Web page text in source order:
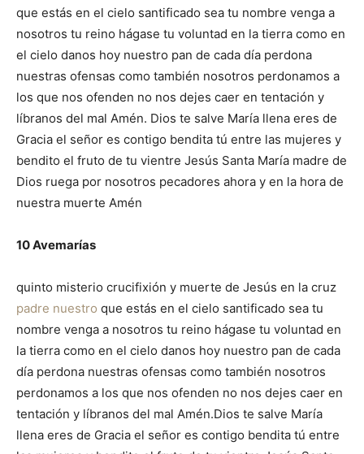
que estás en el cielo santificado sea tu nombre venga a
nosotros tu reino hágase tu voluntad en la tierra como en
el cielo danos hoy nuestro pan de cada día perdona
nuestras ofensas como también nosotros perdonamos a
los que nos ofenden no nos dejes caer en tentación y
líbranos del mal Amén. Dios te salve María llena eres de
Gracia el señor es contigo bendita tú entre las mujeres y
bendito el fruto de tu vientre Jesús Santa María madre de
Dios ruega por nosotros pecadores ahora y en la hora de
nuestra muerte Amén
10 Avemarías
quinto misterio crucifixión y muerte de Jesús en la cruz
padre nuestro que estás en el cielo santificado sea tu
nombre venga a nosotros tu reino hágase tu voluntad en
la tierra como en el cielo danos hoy nuestro pan de cada
día perdona nuestras ofensas como también nosotros
perdonamos a los que nos ofenden no nos dejes caer en
tentación y líbranos del mal Amén.Dios te salve María
llena eres de Gracia el señor es contigo bendita tú entre